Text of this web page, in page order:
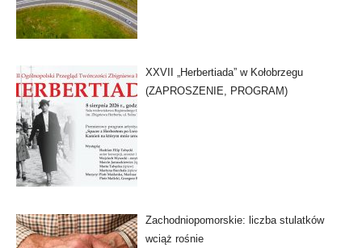
XXVII „Herbertiada” w Kołobrzegu
(ZAPROSZENIE, PROGRAM)
Zachodniopomorskie: liczba stulatków
wciąż rośnie